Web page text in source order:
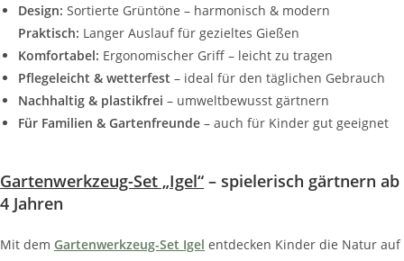
Design: Sortierte Grüntöne – harmonisch & modern
Praktisch: Langer Auslauf für gezieltes Gießen
Komfortabel: Ergonomischer Griff – leicht zu tragen
Pflegeleicht & wetterfest – ideal für den täglichen Gebrauch
Nachhaltig & plastikfrei – umweltbewusst gärtnern
Für Familien & Gartenfreunde – auch für Kinder gut geeignet
Gartenwerkzeug-Set „Igel“ – spielerisch gärtnern ab
4 Jahren
Mit dem Gartenwerkzeug-Set Igel entdecken Kinder die Natur auf